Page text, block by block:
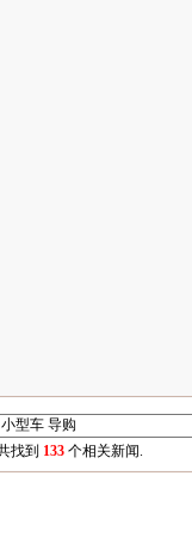
找到 133 个相关新闻.